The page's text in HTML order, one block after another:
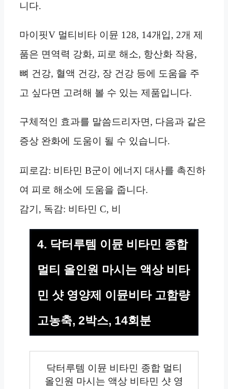
니다.
마이핏V 멀티비타 이뮨 128, 14개입, 2개 제
품은 면역력 강화, 피로 해소, 항산화 작용,
뼈 건강, 혈액 건강, 장 건강 등에 도움을 주
고 싶다면 고려해 볼 수 있는 제품입니다.
구체적인 효과를 말씀드리자면, 다음과 같은
증상 완화에 도움이 될 수 있습니다.
피로감: 비타민 B군이 에너지 대사를 촉진하
여 피로 해소에 도움을 줍니다.
감기, 독감: 비타민 C, 비
4. 닥터루템 이뮨 비타민 종합
멀티 올인원 마시는 액상 비타
민 샷 영양제 이뮨비타 고함량
고농축, 2박스, 14회분
닥터루템 이뮨 비타민 종합 멀티
올인원 마시는 액상 비타민 샷 영